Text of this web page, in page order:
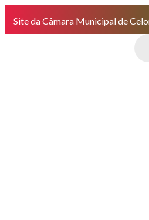
Site da Câmara Municipal de